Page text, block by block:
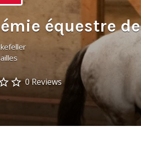
équestre
0 Reviews